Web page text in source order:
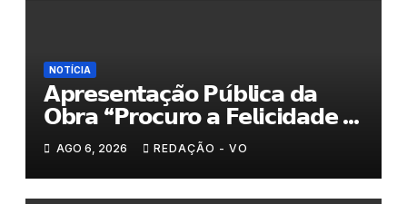
NOTÍCIA
𝗔𝗽𝗿𝗲𝘀𝗲𝗻𝘁𝗮𝗰̧𝗮̃𝗼 𝗣𝘂́𝗯𝗹𝗶𝗰𝗮 𝗱𝗮
𝗢𝗯𝗿𝗮 “𝗣𝗿𝗼𝗰𝘂𝗿𝗼 𝗮 𝗙𝗲𝗹𝗶𝗰𝗶𝗱𝗮𝗱𝗲 𝗲
𝗲𝗹𝗮 𝗺𝗼𝗿𝗮 𝗰𝗼𝗺𝗶𝗴𝗼”
AGO 6, 2026 REDAÇÃO - VO